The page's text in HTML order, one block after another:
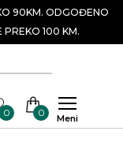
90KM. ODGOĐENO
PREKO 100 KM.
0 0 Meni